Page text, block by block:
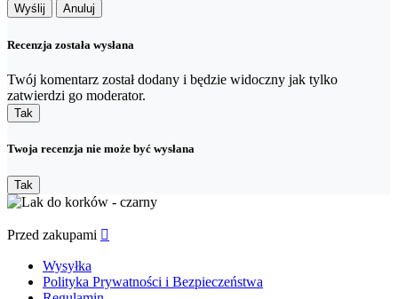
Wyślij Anuluj
Recenzja została wysłana
Twój komentarz został dodany i będzie widoczny jak tylko
zatwierdzi go moderator.
Tak
Twoja recenzja nie może być wysłana
Tak
Przed zakupami 
Wysyłka
Polityka Prywatności i Bezpieczeństwa